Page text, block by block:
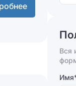
Вся